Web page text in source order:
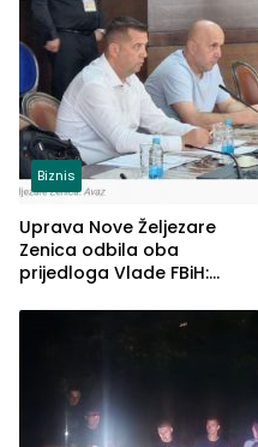
Biznis
Uprava Nove Željezare
Zenica odbila oba
prijedloga Vlade FBiH:
rješenje